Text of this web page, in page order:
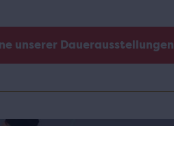
unserer Dauerausstellungen